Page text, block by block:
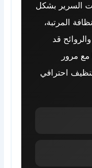
السرير بشكل
المرتبة،
قد
مع مرور
احترافي